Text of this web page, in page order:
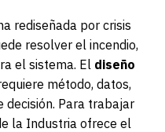
rediseñada por crisis
resolver el incendio,
el sistema. El diseño
método, datos,
decisión. Para trabajar
la Industria ofrece el